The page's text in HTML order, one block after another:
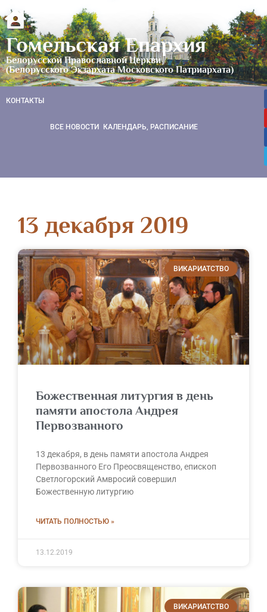
Гомельская Епархия
Белорусской Православной Церкви
(Белорусского Экзархата Московского Патриархата)
КОНТАКТЫ
ВСЕ НОВОСТИ КАЛЕНДАРЬ, РАСПИСАНИЕ
13 декабря 2019
ВИКАРИАТСТВО
Божественная литургия в день
памяти апостола Андрея
Первозванного
13 декабря, в день памяти апостола Андрея
Первозванного Его Преосвященство, епископ
Светлогорский Амвросий совершил
Божественную литургию
ЧИТАТЬ ПОЛНОСТЬЮ »
13.12.2019
ВИКАРИАТСТВО